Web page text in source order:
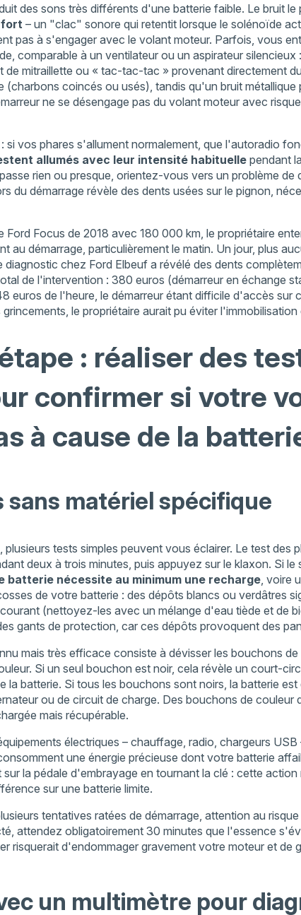
des sons très différents d'une batterie faible. Le bruit
fort – un "clac" sonore qui retentit lorsque le solénoïde
pas à s'engager avec le volant moteur. Parfois, vous
comparable à un ventilateur ou un aspirateur silencieux
de mitraillette ou « tac-tac-tac » provenant directement
(charbons coincés ou usés), tandis qu'un bruit métallique
ne se désengage pas du volant moteur avec
si vos phares s'allument normalement, que l'autoradio
allumés avec leur intensité habituelle pendant
rien ou presque, orientez-vous vers un problème de
du démarrage révèle des dents usées sur le pignon,
Ford Focus de 2018 avec 180 000 km, le propriétaire
au démarrage, particulièrement le matin. Un jour, plus
diagnostic chez Ford Elbeuf a révélé des dents
de l'intervention : 380 euros (démarreur en échange
euros de l'heure, le démarreur étant difficile d'accès sur
le propriétaire aurait pu éviter
: réaliser des
confirmer si votre
à cause de la
sans matériel spécifique
plusieurs tests simples peuvent vous éclairer. Le test des
deux à trois minutes, puis appuyez sur le klaxon. Si le
batterie nécessite au minimum une recharge , voire
de votre batterie : des dépôts blancs ou verdâtres
(nettoyez-les avec un mélange d'eau tiède et de
gants de protection, car ces dépôts provoquent des
mais très efficace consiste à dévisser les bouchons
Si un seul bouchon est noir, cela révèle un court-
la batterie. Si tous les bouchons sont noirs, la batterie est
ou de circuit de charge. Des bouchons de couleur
mais récupérable.
électriques – chauffage, radio, chargeurs
une énergie précieuse dont votre batterie
la pédale d'embrayage en tournant la clé : cette
sur une batterie limite.
tentatives ratées de démarrage, attention au
attendez obligatoirement 30 minutes que l'essence
risquerait d'endommager gravement votre moteur et de
un multimètre pour